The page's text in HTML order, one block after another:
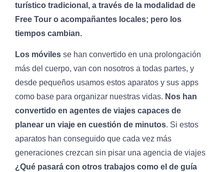
turístico tradicional, a través de la modalidad de
Free Tour o acompañantes locales; pero los
tiempos cambian.
Los móviles se han convertido en una prolongación
más del cuerpo, van con nosotros a todas partes, y
desde pequeños usamos estos aparatos y sus apps
como base para organizar nuestras vidas. Nos han
convertido en agentes de viajes capaces de
planear un viaje en cuestión de minutos. Si estos
aparatos han conseguido que cada vez más
generaciones crezcan sin pisar una agencia de viajes
¿Qué pasará con otros trabajos como el de guía